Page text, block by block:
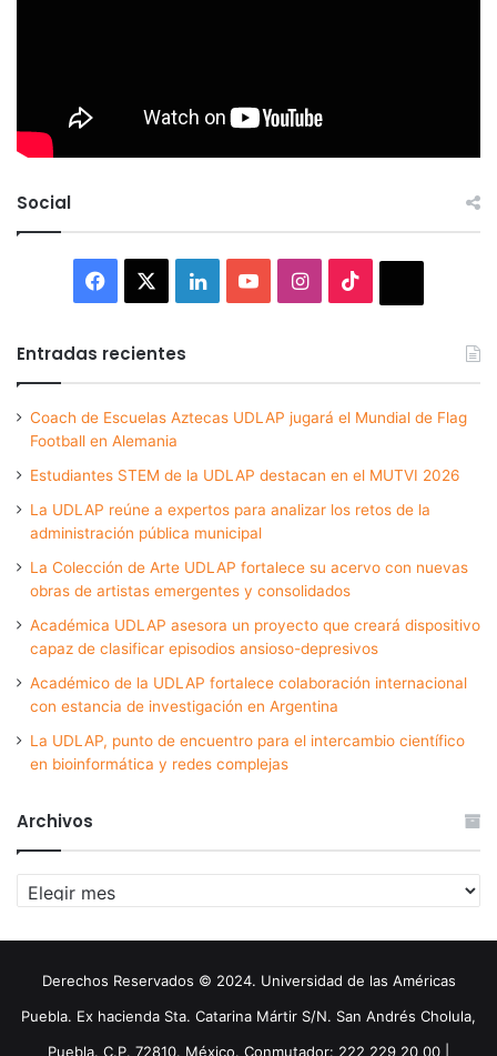
Social
Facebook LinkedInYouTubeInstagram
Entradas recientes
Coach de Escuelas Aztecas UDLAP jugará el Mundial de Flag
Football en Alemania
Estudiantes STEM de la UDLAP destacan en el MUTVI 2026
La UDLAP reúne a expertos para analizar los retos de la
administración pública municipal
La Colección de Arte UDLAP fortalece su acervo con nuevas
obras de artistas emergentes y consolidados
Académica UDLAP asesora un proyecto que creará dispositivo
capaz de clasificar episodios ansioso-depresivos
Académico de la UDLAP fortalece colaboración internacional
con estancia de investigación en Argentina
La UDLAP, punto de encuentro para el intercambio científico
en bioinformática y redes complejas
Archivos
Archivos
Derechos Reservados © 2024. Universidad de las Américas
Puebla. Ex hacienda Sta. Catarina Mártir S/N. San Andrés Cholula,
Puebla. C.P. 72810. México. Conmutador: 222 229 20 00 |